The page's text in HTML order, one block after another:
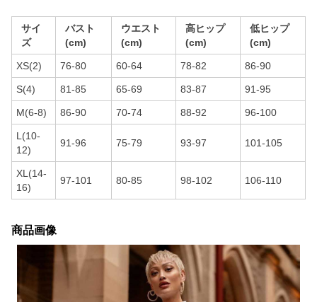
サイ
ズ
バスト
(cm)
ウエスト
(cm)
高ヒップ
(cm)
低ヒップ
(cm)
XS(2) 76-80 60-64 78-82 86-90
S(4) 81-85 65-69 83-87 91-95
M(6-8) 86-90 70-74 88-92 96-100
L(10-
12)
91-96 75-79 93-97 101-105
XL(14-
16)
97-101 80-85 98-102 106-110
商品画像